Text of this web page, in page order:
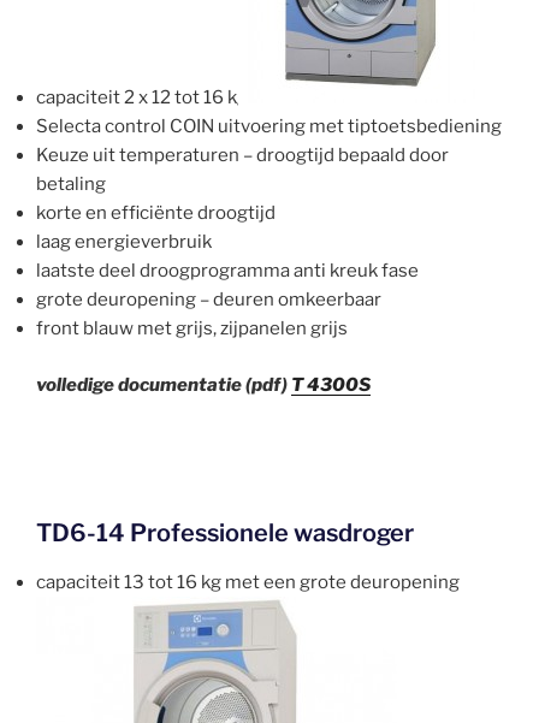
capaciteit 2 x 12 tot 16 kg
Selecta control COIN uitvoering met tiptoetsbediening
Keuze uit temperaturen – droogtijd bepaald door
betaling
korte en efficiënte droogtijd
laag energieverbruik
laatste deel droogprogramma anti kreuk fase
grote deuropening – deuren omkeerbaar
front blauw met grijs, zijpanelen grijs
volledige documentatie (pdf) T 4300S
TD6-14 Professionele wasdroger
capaciteit 13 tot 16 kg met een grote deuropening